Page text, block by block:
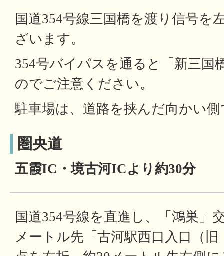
国道354号線三国橋を渡り信号を
ざいます。
354号バイパスを通ると「新三国
のでご注意ください。
駐車場は、道路を挟んだ向かい
圏央道
五霞IC・境古河ICより約30分
国道354号線を直進し、「鴻巣」
メートル先「古河駅西口入口（